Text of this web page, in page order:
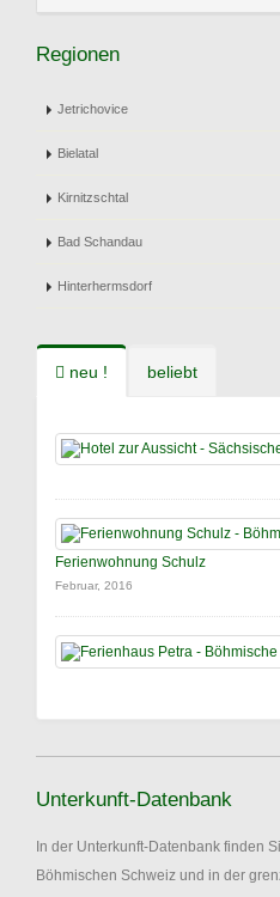
Regionen
Jetrichovice
Bielatal
Kirnitzschtal
Bad Schandau
Hinterhermsdorf
neu ! beliebt
Ferienwohnung Schulz
Februar, 2016
Unterkunft-Datenbank
In der Unterkunft-Datenbank finden
Böhmischen Schweiz und in der